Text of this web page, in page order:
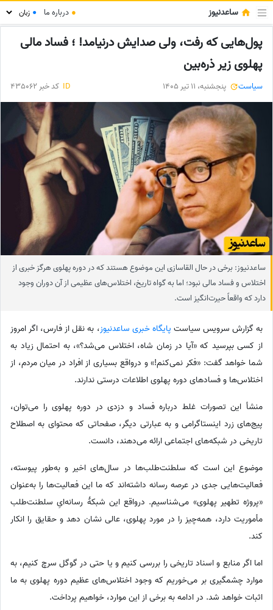
ساعدنیوز ● درباره ما ●
پول‌هایی که رفت، ولی صدایش درنیامد! ؛ فساد مالی
پهلوی زیر ذره‌بین
سیاست پنجشنبه، 11 تیر 1405 ID کد خبر 435062
ساعدنیوز: برخی در حال القاسازی این موضوع هستند که در دوره پهلوی هرگز خبری از
اختلاس و فساد مالی نبود؛ اما به گواه تاریخ، اختلاس‌های عظیمی از آن دوران وجود
دارد که واقعاً حیرت‌انگیز است.
به گزارش سرویس سیاست پایگاه خبری ساعدنیوز،‌ به نقل از فارس، اگر امروز
از کسی بپرسید که «آیا در زمان شاه، اختلاس می‌شد؟»، به احتمال زیاد به
شما خواهد گفت: «فکر نمی‌کنم!» و درواقع بسیاری از افراد در میان مردم، از
اختلاس‌ها و فسادهای دوره پهلوی اطلاعات درستی ندارند.
منشأ این تصورات غلط درباره فساد و دزدی در دوره پهلوی را می‌توان،
پیج‌های زرد اینستاگرامی و به عبارتی دیگر، صفحاتی که محتوای به اصطلاح
تاریخی در شبکه‌های اجتماعی ارائه می‌دهند، دانست.
موضوع این است که سلطنت‌طلب‌ها در سال‌های اخیر و به‌طور پیوسته،
فعالیت‌هایی جدی در عرصه رسانه‌ داشته‌اند که ما این فعالیت‌ها را به‌عنوان
«پروژه تطهیر پهلوی» می‌شناسیم. درواقع این شبکهٔ رسانه‌ایِ سلطنت‌طلب
مأموریت دارد، همه‌چیز را در مورد پهلوی، عالی نشان دهد و حقایق را انکار
کند.
اما اگر منابع و اسناد تاریخی را بررسی کنیم و یا حتی در گوگل سرچ کنیم، به
موارد چشمگیری بر می‌خوریم که وجود اختلاس‌های عظیم دوره پهلوی به ما
اثبات خواهد شد. در ادامه به برخی از این موارد، خواهیم پرداخت.